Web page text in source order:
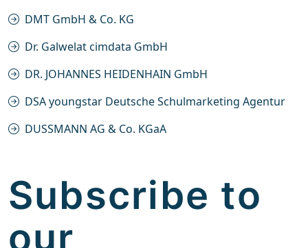
DMT GmbH & Co. KG
Dr. Galwelat cimdata GmbH
DR. JOHANNES HEIDENHAIN GmbH
DSA youngstar Deutsche Schulmarketing Agentur
DUSSMANN AG & Co. KGaA
Subscribe to
our